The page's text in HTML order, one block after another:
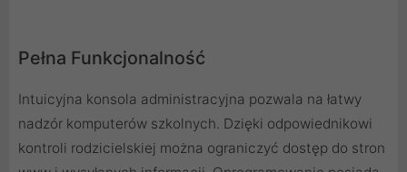
Pełna Funkcjonalność
Intuicyjna konsola administracyjna pozwala na łatwy
nadzór komputerów szkolnych. Dzięki odpowiednikowi
kontroli rodzicielskiej można ograniczyć dostęp do stron